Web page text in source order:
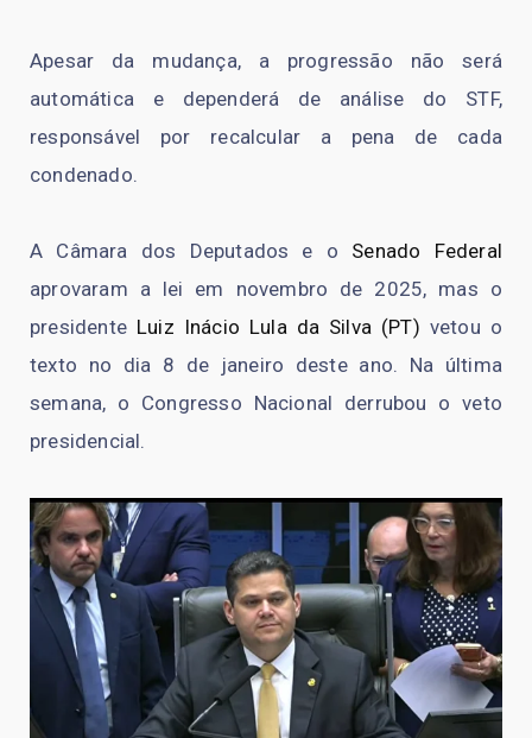
Apesar da mudança, a progressão não será
automática e dependerá de análise do STF,
responsável por recalcular a pena de cada
condenado.
A Câmara dos Deputados e o Senado Federal
aprovaram a lei em novembro de 2025, mas o
presidente Luiz Inácio Lula da Silva (PT) vetou o
texto no dia 8 de janeiro deste ano. Na última
semana, o Congresso Nacional derrubou o veto
presidencial.